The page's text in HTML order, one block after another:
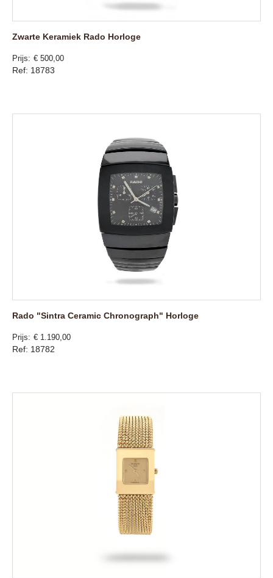
Zwarte Keramiek Rado Horloge
Prijs € 500,00
Ref: 18783
Rado "Sintra Ceramic Chronograph" Horloge
Prijs € 1.190,00
Ref: 18782